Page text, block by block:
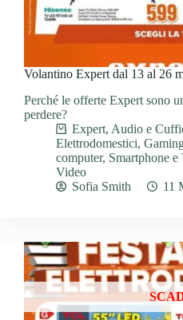
Volantino Expert dal 13 al 26
Perché le offerte Expert sono
perdere?
Expert, Audio e
Elettrodomestici,
computer, Smartphone e
Video
Sofia Smith
11